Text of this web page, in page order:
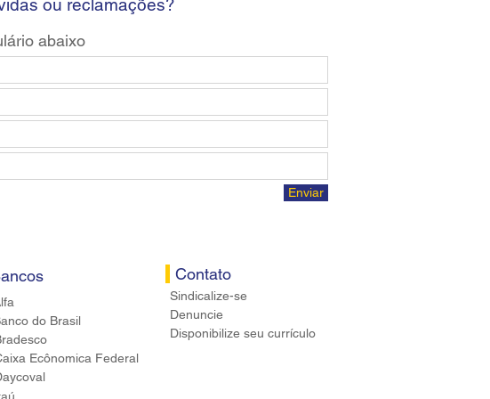
ou reclamações?
abaixo
Enviar
do Brasil
Ecônomica Federal
Contato
Sindicalize-se
Denuncie
Disponibilize seu currículo